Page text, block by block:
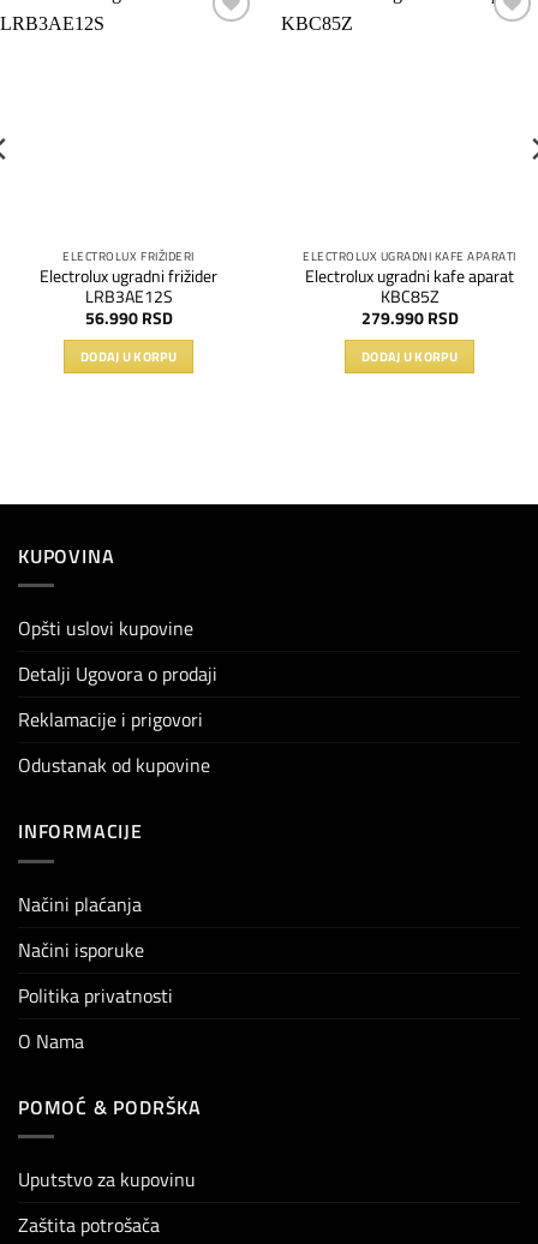
ELECTROLUX FRIŽIDERI
Electrolux ugradni frižider
LRB3AE12S
56.990 RSD
DODAJ U KORPU
ELECTROLUX UGRADNI KAFE APARATI
Electrolux ugradni kafe aparat
KBC85Z
279.990 RSD
DODAJ U KORPU
KUPOVINA
Opšti uslovi kupovine
Detalji Ugovora o prodaji
Reklamacije i prigovori
Odustanak od kupovine
INFORMACIJE
Načini plaćanja
Načini isporuke
Politika privatnosti
O Nama
POMOĆ & PODRŠKA
Uputstvo za kupovinu
Zaštita potrošača